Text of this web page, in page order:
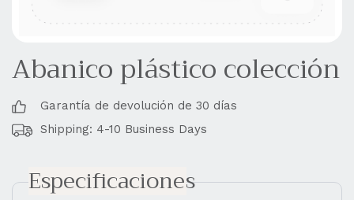
Abanico plástico colección
Garantía de devolución de 30 días
Shipping: 4-10 Business Days
Especificaciones